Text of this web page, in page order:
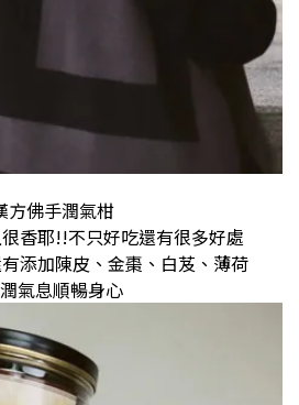
方佛手潤氣柑
香耶!!不只好吃還有很多好處
添加陳皮、金棗、白芨、薄荷
氣息順暢身心